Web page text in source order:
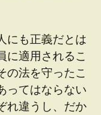
にも正義だとは
に適用されるこ
の法を守ったこ
ってはならない
れ違うし、だか